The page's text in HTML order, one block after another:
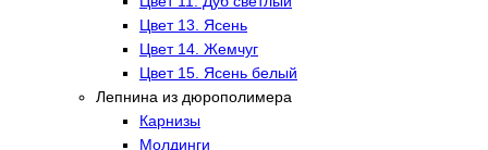
Цвет 13. Ясень
Цвет 14. Жемчуг
Цвет 15. Ясень белый
Лепнина из дюрополимера
Карнизы
Молдинги